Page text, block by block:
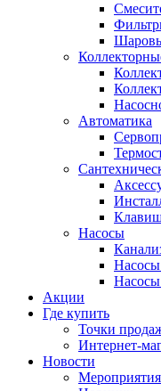
Автоматика
Насосы
Насосы
Акции
Где купить
Точки
Интернет-
Новости
Мероприятия